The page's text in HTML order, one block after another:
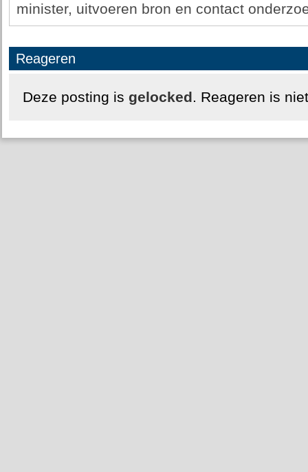
minister, uitvoeren bron en contact
Reageren
Deze posting is gelocked. Reageren is